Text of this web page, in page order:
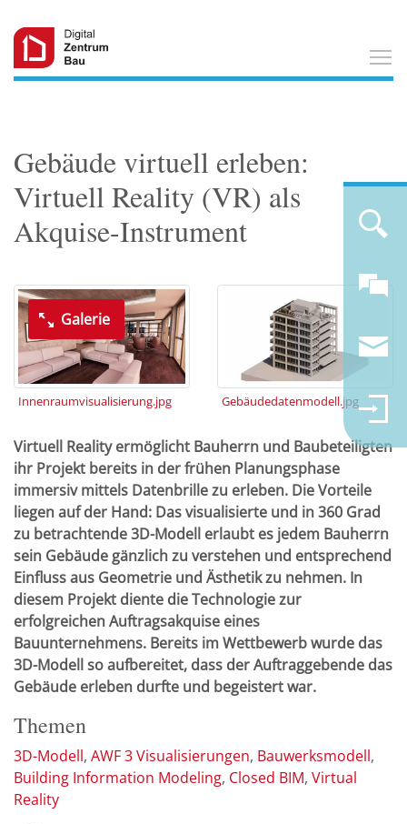
Gebäude virtuell erleben:
Virtuell Reality (VR) als
Akquise-Instrument
Innenraumvisualisierung.jpg Gebäudedatenmodell.jpg
Galerie
Virtuell Reality ermöglicht Bauherrn und Baubeteiligten
ihr Projekt bereits in der frühen Planungsphase
immersiv mittels Datenbrille zu erleben. Die Vorteile
liegen auf der Hand: Das visualisierte und in 360 Grad
zu betrachtende 3D-Modell erlaubt es jedem Bauherrn
sein Gebäude gänzlich zu verstehen und entsprechend
Einfluss aus Geometrie und Ästhetik zu nehmen. In
diesem Projekt diente die Technologie zur
erfolgreichen Auftragsakquise eines
Bauunternehmens. Bereits im Wettbewerb wurde das
3D-Modell so aufbereitet, dass der Auftraggebende das
Gebäude erleben durfte und begeistert war.
Themen
3D-Modell AWF 3 Visualisierungen Bauwerksmodell
Building Information Modeling Closed BIM Virtual
Reality